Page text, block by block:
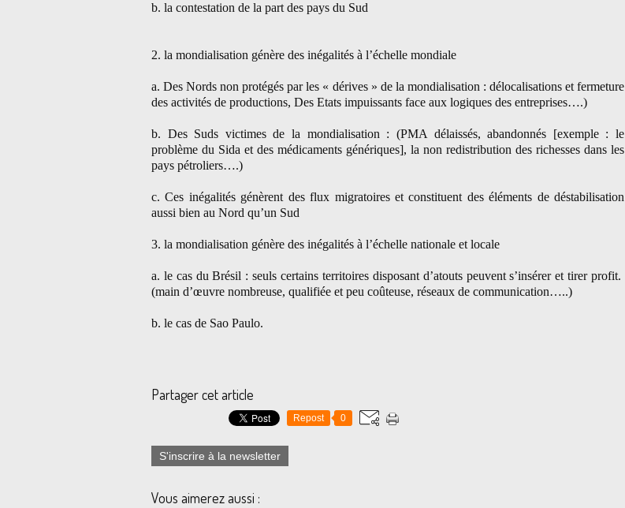
b. la contestation de la part des pays du Sud
2. la mondialisation génère des inégalités à l’échelle mondiale
a. Des Nords non protégés par les « dérives » de la mondialisation : délocalisations et fermeture
des activités de productions, Des Etats impuissants face aux logiques des entreprises….)
b. Des Suds victimes de la mondialisation : (PMA délaissés, abandonnés [exemple : le
problème du Sida et des médicaments génériques], la non redistribution des richesses dans les
pays pétroliers….)
c. Ces inégalités génèrent des flux migratoires et constituent des éléments de déstabilisation
aussi bien au Nord qu’un Sud
3. la mondialisation génère des inégalités à l’échelle nationale et locale
a. le cas du Brésil : seuls certains territoires disposant d’atouts peuvent s’insérer et tirer profit.
(main d’œuvre nombreuse, qualifiée et peu coûteuse, réseaux de communication…..)
b. le cas de Sao Paulo.
Partager cet article
Repost 0
S'inscrire à la newsletter
Vous aimerez aussi :